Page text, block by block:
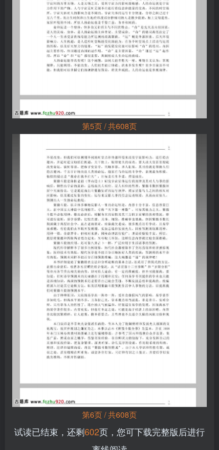
第5页 / 共608页
第6页 / 共608页
试读已结束，还剩602页，您可下载完整版后进行